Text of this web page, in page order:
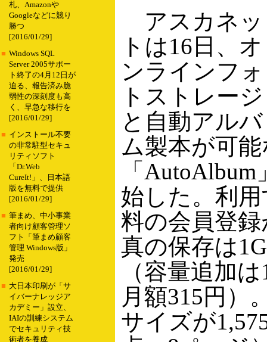
札、Amazonや
Googleなどに競り
勝つ
[2016/01/29]
■ Windows SQL
Server 2005サポー
ト終了の4月12日が
迫る、報告済み脆
弱性の深刻度も高
く、早急な移行を
[2016/01/29]
■ インストール不要
の非常駐型セキュ
リティソフト
「Dr.Web
CureIt!」、日本語
版を無料で提供
[2016/01/29]
■ 筆まめ、中小事業
者向け顧客管理ソ
フト「筆まめ顧客
管理 Windows版」
発売
[2016/01/29]
■ 大日本印刷が「サ
イバーナレッジア
カデミー」設立、
IAIの訓練システム
でセキュリティ技
術者を養成
アスカネッ
トは16日、オ
ンラインフォ
トストレージ
と自動アルバ
ム製本が可
「
始した。利
料の会員登
真の保存は
（容量追加
月額315円）
サイズが